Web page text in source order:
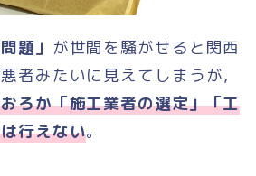
題」 が世間を騒がせると関西
者みたいに見えてしまうが，
ろか「施工業者の選定」「工
行えない。